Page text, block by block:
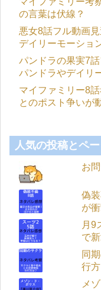
の言葉は伏線？
悪女8話フル動画
デイリーモーショ
パンドラの果実7
パンドラやデイリ
マイファミリー8
とのポスト争いが
人気の投稿とペ
お
偽
が
月9
で
同
行
メ